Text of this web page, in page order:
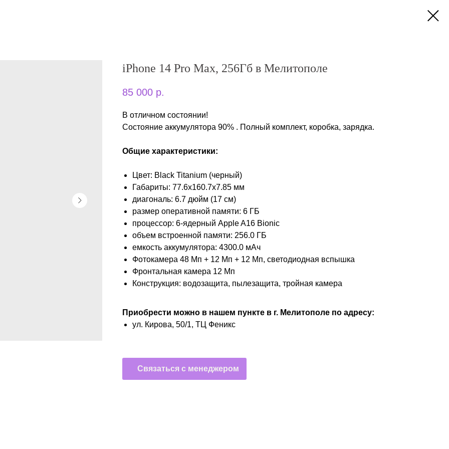
iPhone 14 Pro Max, 256Гб в Мелитополе
85 000 р.
В отличном состоянии!
Состояние аккумулятора 90% . Полный комплект, коробка, зарядка.
Общие характеристики:
Цвет: Black Titanium (черный)
Габариты: 77.6x160.7x7.85 мм
диагональ: 6.7 дюйм (17 см)
размер оперативной памяти: 6 ГБ
процессор: 6-ядерный Apple A16 Bionic
объем встроенной памяти: 256.0 ГБ
емкость аккумулятора: 4300.0 мАч
Фотокамера 48 Мп + 12 Мп + 12 Мп, светодиодная вспышка
Фронтальная камера 12 Мп
Конструкция: водозащита, пылезащита, тройная камера
Приобрести можно в нашем пункте в г. Мелитополе по адресу:
ул. Кирова, 50/1, ТЦ Феникс
Связаться с менеджером